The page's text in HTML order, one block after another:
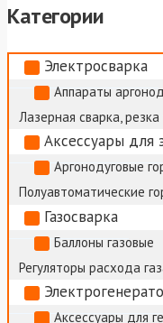
Категории
Электросварка
Аппараты
Лазерная сварка,
Аксессуары для
Аргонодуговые
Полуавтоматические
Газосварка
Баллоны газовые
Регуляторы расхода
Аксессуары для